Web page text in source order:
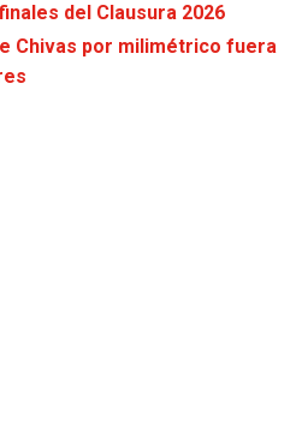
del Clausura 2026
Chivas por milimétrico fuera